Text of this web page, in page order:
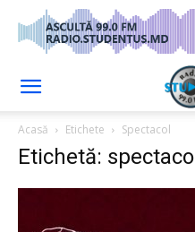
Acasă Etichete Spectacol
Etichetă: spectacol